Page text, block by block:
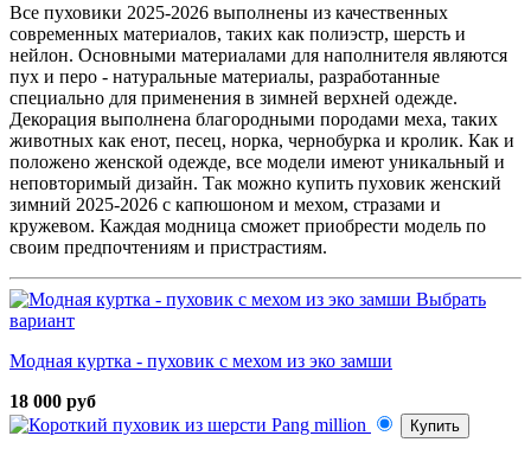
Все пуховики 2025-2026 выполнены из качественных
современных материалов, таких как полиэстр, шерсть и
нейлон. Основными материалами для наполнителя являются
пух и перо - натуральные материалы, разработанные
специально для применения в зимней верхней одежде.
Декорация выполнена благородными породами меха, таких
животных как енот, песец, норка, чернобурка и кролик. Как и
положено женской одежде, все модели имеют уникальный и
неповторимый дизайн. Так можно купить пуховик женский
зимний 2025-2026 с капюшоном и мехом, стразами и
кружевом. Каждая модница сможет приобрести модель по
своим предпочтениям и пристрастиям.
Выбрать
вариант
Модная куртка - пуховик с мехом из эко замши
18 000 руб
Купить